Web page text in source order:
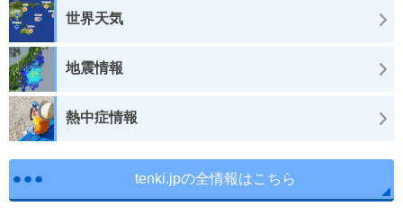
世界天気
地震情報
熱中症情報
tenki.jpの全情報はこちら